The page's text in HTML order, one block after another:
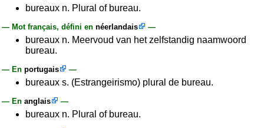
bureaux n. Plural of bureau.
— Mot français, défini en néerlandais —
bureaux n. Meervoud van het zelfstandig naamwoord
bureau.
— En portugais —
bureaux s. (Estrangeirismo) plural de bureau.
— En anglais —
bureaux n. Plural of bureau.